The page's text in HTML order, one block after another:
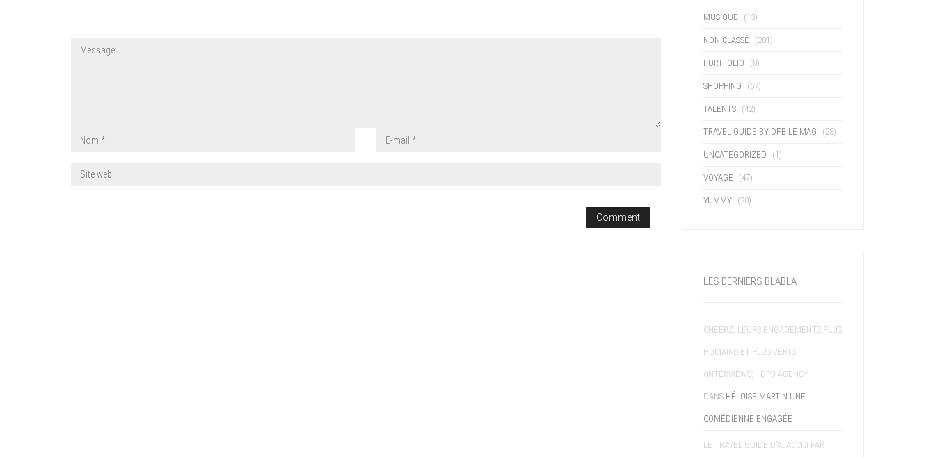
MUSIQUE (13)
NON CLASSÉ (201)
PORTFOLIO (8)
SHOPPING (67)
TALENTS (42)
TRAVEL GUIDE BY DPB LE MAG (28)
UNCATEGORIZED (1)
VOYAGE (47)
YUMMY (20)
LES DERNIERS BLABLA
CHEERZ, LEURS ENGAGEMENTS PLUS
HUMAINS ET PLUS VERTS !
(INTERVIEWS) - DPB AGENCY
DANS HÉLOISE MARTIN UNE
COMÉDIENNE ENGAGÉE
LE TRAVEL GUIDE D'AJACCIO PAR